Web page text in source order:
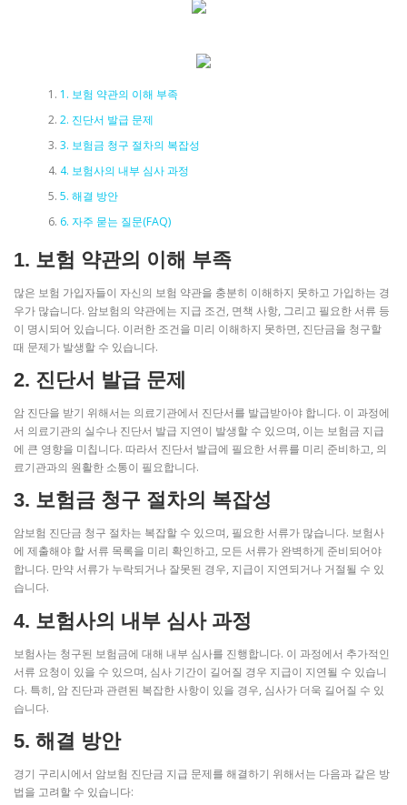
1. 보험 약관의 이해 부족
2. 진단서 발급 문제
3. 보험금 청구 절차의 복잡성
4. 보험사의 내부 심사 과정
5. 해결 방안
6. 자주 묻는 질문(FAQ)
1. 보험 약관의 이해 부족
많은 보험 가입자들이 자신의 보험 약관을 충분히 이해하지 못하고 가입하는 경
우가 많습니다. 암보험의 약관에는 지급 조건, 면책 사항, 그리고 필요한 서류 등
이 명시되어 있습니다. 이러한 조건을 미리 이해하지 못하면, 진단금을 청구할
때 문제가 발생할 수 있습니다.
2. 진단서 발급 문제
암 진단을 받기 위해서는 의료기관에서 진단서를 발급받아야 합니다. 이 과정에
서 의료기관의 실수나 진단서 발급 지연이 발생할 수 있으며, 이는 보험금 지급
에 큰 영향을 미칩니다. 따라서 진단서 발급에 필요한 서류를 미리 준비하고, 의
료기관과의 원활한 소통이 필요합니다.
3. 보험금 청구 절차의 복잡성
암보험 진단금 청구 절차는 복잡할 수 있으며, 필요한 서류가 많습니다. 보험사
에 제출해야 할 서류 목록을 미리 확인하고, 모든 서류가 완벽하게 준비되어야
합니다. 만약 서류가 누락되거나 잘못된 경우, 지급이 지연되거나 거절될 수 있
습니다.
4. 보험사의 내부 심사 과정
보험사는 청구된 보험금에 대해 내부 심사를 진행합니다. 이 과정에서 추가적인
서류 요청이 있을 수 있으며, 심사 기간이 길어질 경우 지급이 지연될 수 있습니
다. 특히, 암 진단과 관련된 복잡한 사항이 있을 경우, 심사가 더욱 길어질 수 있
습니다.
5. 해결 방안
경기 구리시에서 암보험 진단금 지급 문제를 해결하기 위해서는 다음과 같은 방
법을 고려할 수 있습니다: